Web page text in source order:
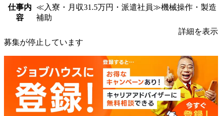
仕事内
容
≪入寮・月収31.5万円・派遣社員≫機械操作・製造
補助
詳細を表示
募集が停止しています